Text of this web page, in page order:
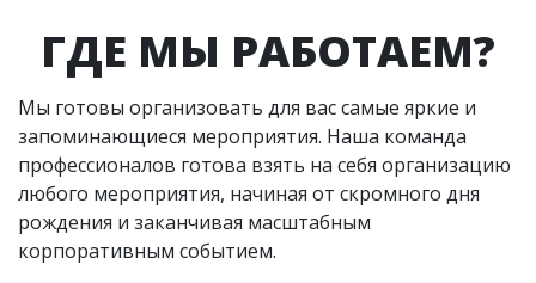
ГДЕ МЫ РАБОТАЕМ?
Мы готовы организовать для вас самые яркие и
запоминающиеся мероприятия. Наша команда
профессионалов готова взять на себя организацию
любого мероприятия, начиная от скромного дня
рождения и заканчивая масштабным
корпоративным событием.